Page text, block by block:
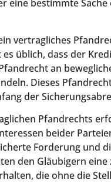
eine bestimmte
vertragliches
üblich, dass der
an
Dieses
der
Pfandrechts
beider
Forderung und
den Gläubigern
die ohne die